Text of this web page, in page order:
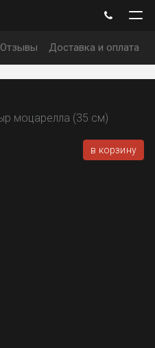
Отзывы Доставка и оплата
моцарелла (35 см)
в корзину